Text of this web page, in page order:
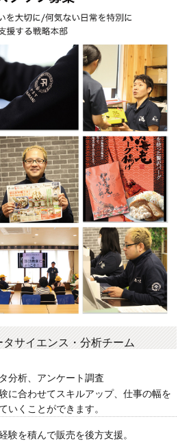
サイエンス・分析チーム
分析、アンケート調査
に合わせてスキルアップ、仕事の幅を
いくことができます。
験を積んで販売を後方支援。